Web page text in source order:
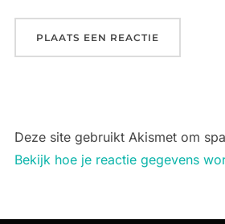
Deze site gebruikt Akismet om
Bekijk hoe je reactie gegevens